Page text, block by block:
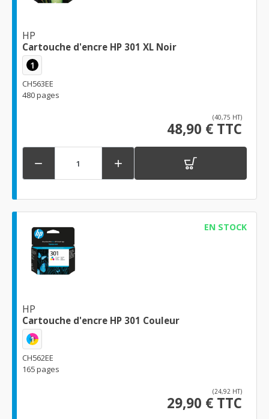
HP
Cartouche d'encre HP 301 XL Noir
1
CH563EE
480 pages
(40,75 HT)
48,90 € TTC
 
EN STOCK
HP
Cartouche d'encre HP 301 Couleur
1
CH562EE
165 pages
(24,92 HT)
29,90 € TTC